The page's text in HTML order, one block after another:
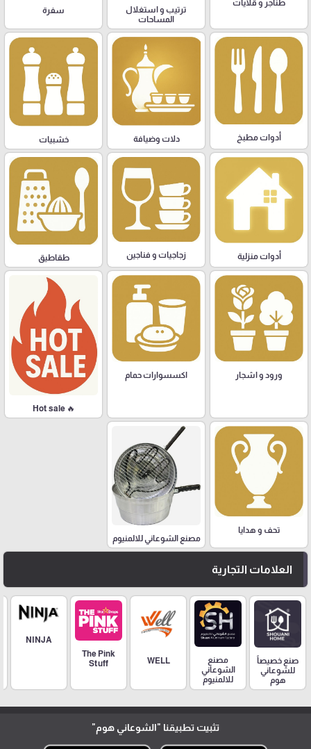
طناجر و قلايات
ترتيب و استغلال
المساحات
سفرة
أدوات مطبخ دلات وضيافة خشبيات
أدوات منزلية زجاجيات و فناجين طقاطيق
ورود و اشجار اكسسوارات حمام
🔥 Hot sale
تحف و هدايا
مصنع الشوعاني للالمنيوم
العلامات التجارية
صنع خصيصاً
للشوعاني
هوم
مصنع
الشوعاني
للالمنيوم
WELL
The Pink
Stuff
NINJA
تثبيت تطبيقنا "الشوعاني هوم"